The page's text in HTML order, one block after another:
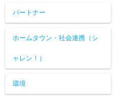
パートナー
ホームタウン・社会連携（シ
ャレン！）
環境